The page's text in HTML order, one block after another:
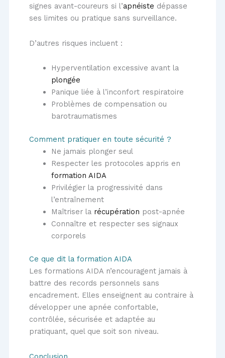
signes avant-coureurs si l’apnéiste dépasse
ses limites ou pratique sans surveillance.
D’autres risques incluent :
Hyperventilation excessive avant la
plongée
Panique liée à l’inconfort respiratoire
Problèmes de compensation ou
barotraumatismes
Comment pratiquer en toute sécurité ?
Ne jamais plonger seul
Respecter les protocoles appris en
formation AIDA
Privilégier la progressivité dans
l’entraînement
Maîtriser la récupération post-apnée
Connaître et respecter ses signaux
corporels
Ce que dit la formation AIDA
Les formations AIDA n’encouragent jamais à
battre des records personnels sans
encadrement. Elles enseignent au contraire à
développer une apnée confortable,
contrôlée, sécurisée et adaptée au
pratiquant, quel que soit son niveau.